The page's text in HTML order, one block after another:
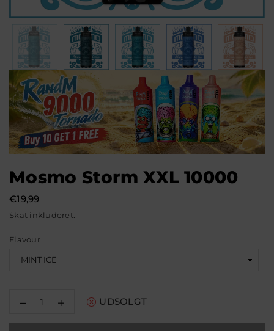
Mosmo Storm XXL 10000
Normal
pris
€19,99
Skat inkluderet.
Flavour
Reducer
for
Øg
for
UDSOLGT